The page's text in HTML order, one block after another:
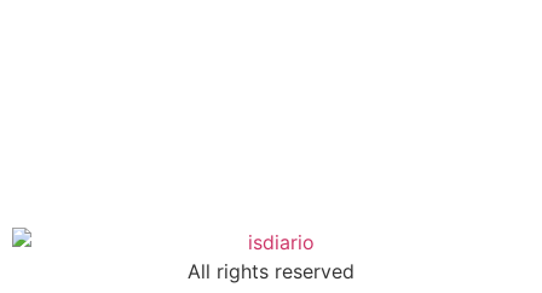
All rights reserved